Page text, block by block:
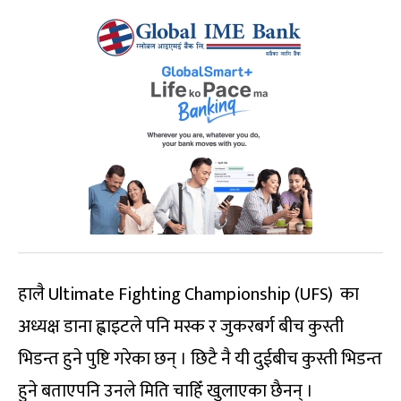
हालै Ultimate Fighting Championship (UFS) का
अध्यक्ष डाना ह्वाइटले पनि मस्क र जुकरबर्ग बीच कुस्ती
भिडन्त हुने पुष्टि गरेका छन् । छिटै नै यी दुईबीच कुस्ती भिडन्त
हुने बताएपनि उनले मिति चाहिँ खुलाएका छैनन् ।